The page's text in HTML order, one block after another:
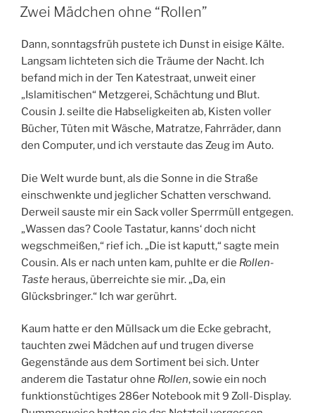
AM
Zwei Mädchen ohne “Rollen”
Dann, sonntagsfrüh pustete ich Dunst in eisige Kälte.
Langsam lichteten sich die Träume der Nacht. Ich
befand mich in der Ten Katestraat, unweit einer
„Islamitischen“ Metzgerei, Schächtung und Blut.
Cousin J. seilte die Habseligkeiten ab, Kisten voller
Bücher, Tüten mit Wäsche, Matratze, Fahrräder, dann
den Computer, und ich verstaute das Zeug im Auto.
Die Welt wurde bunt, als die Sonne in die Straße
einschwenkte und jeglicher Schatten verschwand.
Derweil sauste mir ein Sack voller Sperrmüll entgegen.
„Wassen das? Coole Tastatur, kanns‘ doch nicht
wegschmeißen,“ rief ich. „Die ist kaputt,“ sagte mein
Cousin. Als er nach unten kam, puhlte er die Rollen-
Taste heraus, überreichte sie mir. „Da, ein
Glücksbringer.“ Ich war gerührt.
Kaum hatte er den Müllsack um die Ecke gebracht,
tauchten zwei Mädchen auf und trugen diverse
Gegenstände aus dem Sortiment bei sich. Unter
anderem die Tastatur ohne Rollen, sowie ein noch
funktionstüchtiges 286er Notebook mit 9 Zoll-Display.